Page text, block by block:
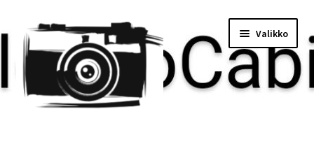
Siirry
navigointiin
Siirry
sisältöön
Valikko